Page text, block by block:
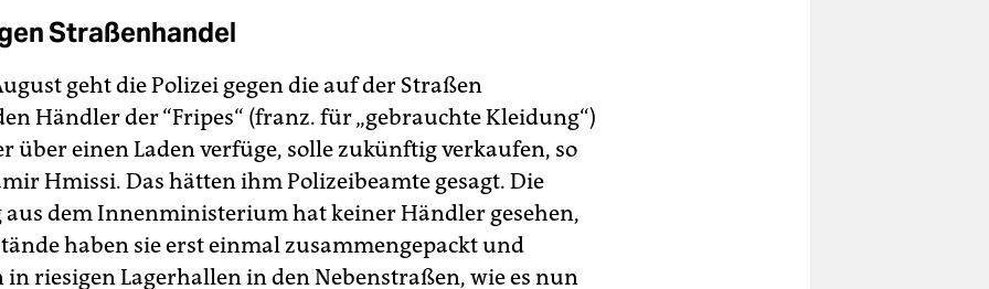
Straßenhandel
geht die Polizei gegen die auf der Straßen
Händler der “Fripes“ (franz. für „gebrauchte Kleidung“)
über einen Laden verfüge, solle zukünftig verkaufen, so
Hmissi. Das hätten ihm Polizeibeamte gesagt. Die
aus dem Innenministerium hat keiner Händler gesehen,
haben sie erst einmal zusammengepackt und
riesigen Lagerhallen in den Nebenstraßen, wie es nun